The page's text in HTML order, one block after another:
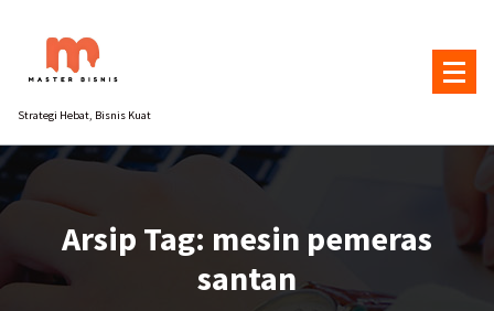
konten
Strategi Hebat, Bisnis Kuat
Arsip Tag: mesin pemeras
santan